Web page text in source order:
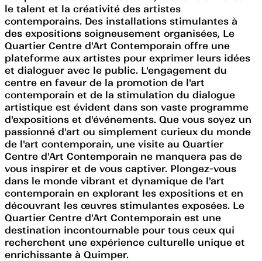
le talent et la créativité des artistes
contemporains. Des installations stimulantes à
des expositions soigneusement organisées, Le
Quartier Centre d'Art Contemporain offre une
plateforme aux artistes pour exprimer leurs idées
et dialoguer avec le public. L'engagement du
centre en faveur de la promotion de l'art
contemporain et de la stimulation du dialogue
artistique est évident dans son vaste programme
d'expositions et d'événements. Que vous soyez un
passionné d'art ou simplement curieux du monde
de l'art contemporain, une visite au Quartier
Centre d'Art Contemporain ne manquera pas de
vous inspirer et de vous captiver. Plongez-vous
dans le monde vibrant et dynamique de l'art
contemporain en explorant les expositions et en
découvrant les œuvres stimulantes exposées. Le
Quartier Centre d'Art Contemporain est une
destination incontournable pour tous ceux qui
recherchent une expérience culturelle unique et
enrichissante à Quimper.